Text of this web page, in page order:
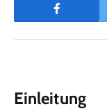
Einleitung